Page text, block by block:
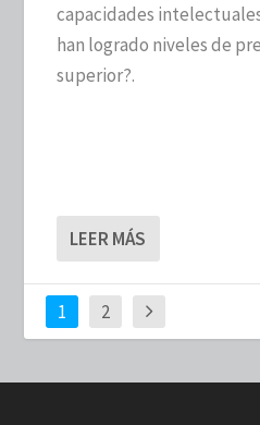
capacidades
han logrado niveles de
superior?.
LEER MÁS
1 2